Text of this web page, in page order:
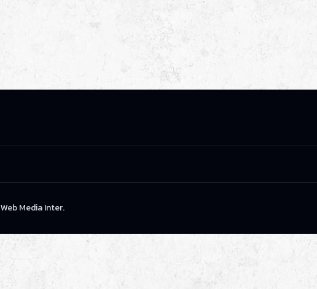
Web Media Inter.